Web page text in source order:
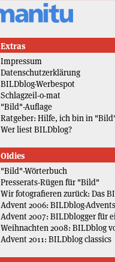
Extras
Impressum
Datenschutzerklärung
BILDblog-Werbespot
Schlagzeil-o-mat
"Bild"-Auflage
Ratgeber: Hilfe, ich bin in
Wer liest BILDblog?
Oldies
"Bild"-Wörterbuch
Presserats-Rügen für "Bild"
Wir fotografieren zurück: Das
Advent 2006: BILDblog-
Advent 2007: BILDblogger für
Weihnachten 2008: BILDblog
Advent 2011: BILDblog classics